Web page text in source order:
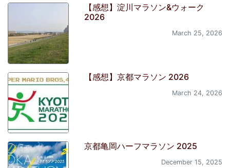
【感想】淀川マラソン&ウォーク
2026
March 25, 2026
【感想】京都マラソン 2026
March 24, 2026
京都亀岡ハーフマラソン 2025
December 15, 2025